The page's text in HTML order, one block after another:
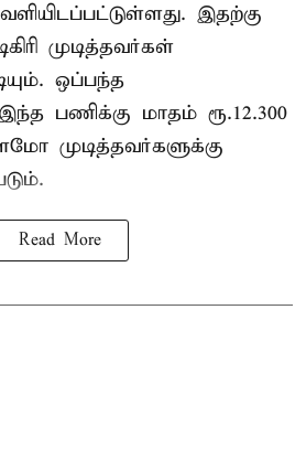
இதற்கு
முடித்தவர்கள்
ஒப்பந்த
பணிக்கு மாதம் ரூ.12.300
முடித்தவர்களுக்கு
Read More